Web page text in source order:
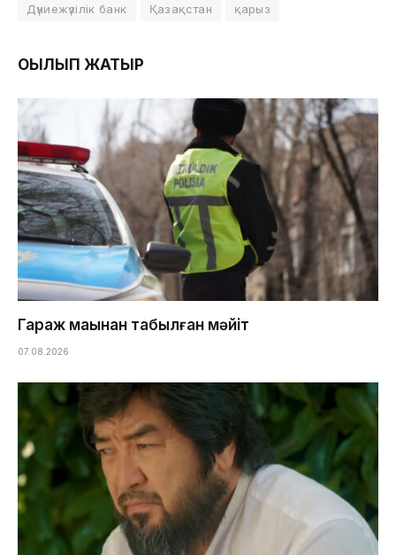
Дүниежүзілік банк Қазақстан қарыз
ОҚЫЛЫП ЖАТЫР
Гараж маңынан табылған мәйіт
07.08.2026